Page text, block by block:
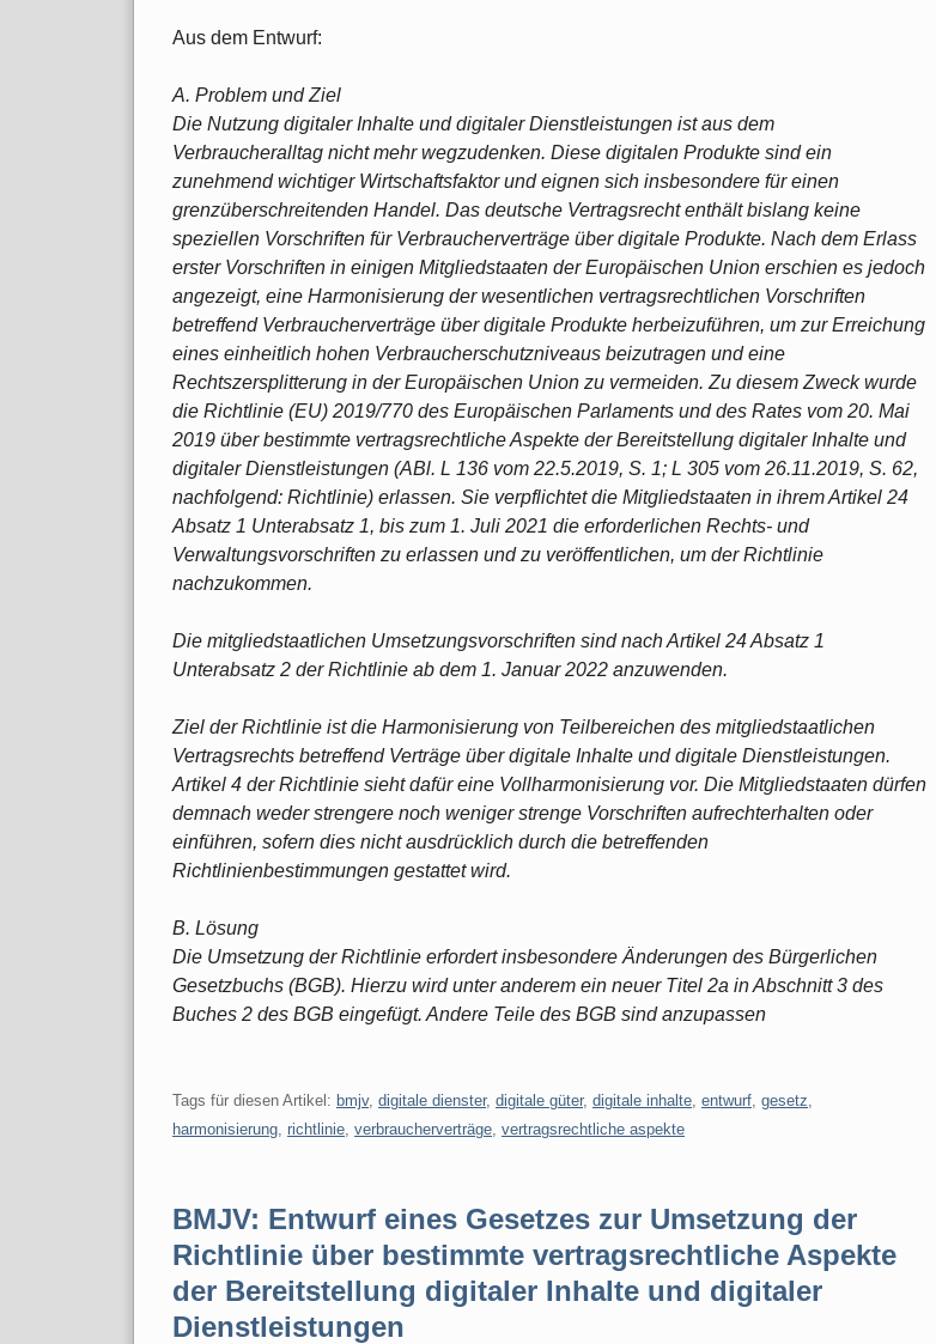
Aus dem Entwurf:
A. Problem und Ziel
Die Nutzung digitaler Inhalte und digitaler Dienstleistungen ist aus dem
Verbraucheralltag nicht mehr wegzudenken. Diese digitalen Produkte sind ein
zunehmend wichtiger Wirtschaftsfaktor und eignen sich insbesondere für einen
grenzüberschreitenden Handel. Das deutsche Vertragsrecht enthält bislang keine
speziellen Vorschriften für Verbraucherverträge über digitale Produkte. Nach dem Erlass
erster Vorschriften in einigen Mitgliedstaaten der Europäischen Union erschien es jedoch
angezeigt, eine Harmonisierung der wesentlichen vertragsrechtlichen Vorschriften
betreffend Verbraucherverträge über digitale Produkte herbeizuführen, um zur Erreichung
eines einheitlich hohen Verbraucherschutzniveaus beizutragen und eine
Rechtszersplitterung in der Europäischen Union zu vermeiden. Zu diesem Zweck wurde
die Richtlinie (EU) 2019/770 des Europäischen Parlaments und des Rates vom 20. Mai
2019 über bestimmte vertragsrechtliche Aspekte der Bereitstellung digitaler Inhalte und
digitaler Dienstleistungen (ABl. L 136 vom 22.5.2019, S. 1; L 305 vom 26.11.2019, S. 62,
nachfolgend: Richtlinie) erlassen. Sie verpflichtet die Mitgliedstaaten in ihrem Artikel 24
Absatz 1 Unterabsatz 1, bis zum 1. Juli 2021 die erforderlichen Rechts- und
Verwaltungsvorschriften zu erlassen und zu veröffentlichen, um der Richtlinie
nachzukommen.
Die mitgliedstaatlichen Umsetzungsvorschriften sind nach Artikel 24 Absatz 1
Unterabsatz 2 der Richtlinie ab dem 1. Januar 2022 anzuwenden.
Ziel der Richtlinie ist die Harmonisierung von Teilbereichen des mitgliedstaatlichen
Vertragsrechts betreffend Verträge über digitale Inhalte und digitale Dienstleistungen.
Artikel 4 der Richtlinie sieht dafür eine Vollharmonisierung vor. Die Mitgliedstaaten dürfen
demnach weder strengere noch weniger strenge Vorschriften aufrechterhalten oder
einführen, sofern dies nicht ausdrücklich durch die betreffenden
Richtlinienbestimmungen gestattet wird.
B. Lösung
Die Umsetzung der Richtlinie erfordert insbesondere Änderungen des Bürgerlichen
Gesetzbuchs (BGB). Hierzu wird unter anderem ein neuer Titel 2a in Abschnitt 3 des
Buches 2 des BGB eingefügt. Andere Teile des BGB sind anzupassen
Tags für diesen Artikel: bmjv, digitale dienster, digitale güter, digitale inhalte entwurf gesetz
harmonisierung richtlinie verbraucherverträge vertragsrechtliche aspekte
BMJV: Entwurf eines Gesetzes zur Umsetzung der
Richtlinie über bestimmte vertragsrechtliche Aspekte
der Bereitstellung digitaler Inhalte und digitaler
Dienstleistungen